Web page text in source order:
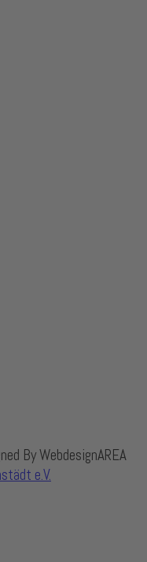
By WebdesignAREA